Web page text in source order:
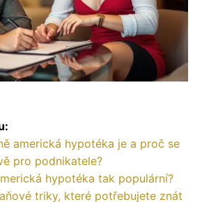
americká hypotéka je a proč se
pro podnikatele?
hypotéka tak populární?
triky, které potřebujete znát